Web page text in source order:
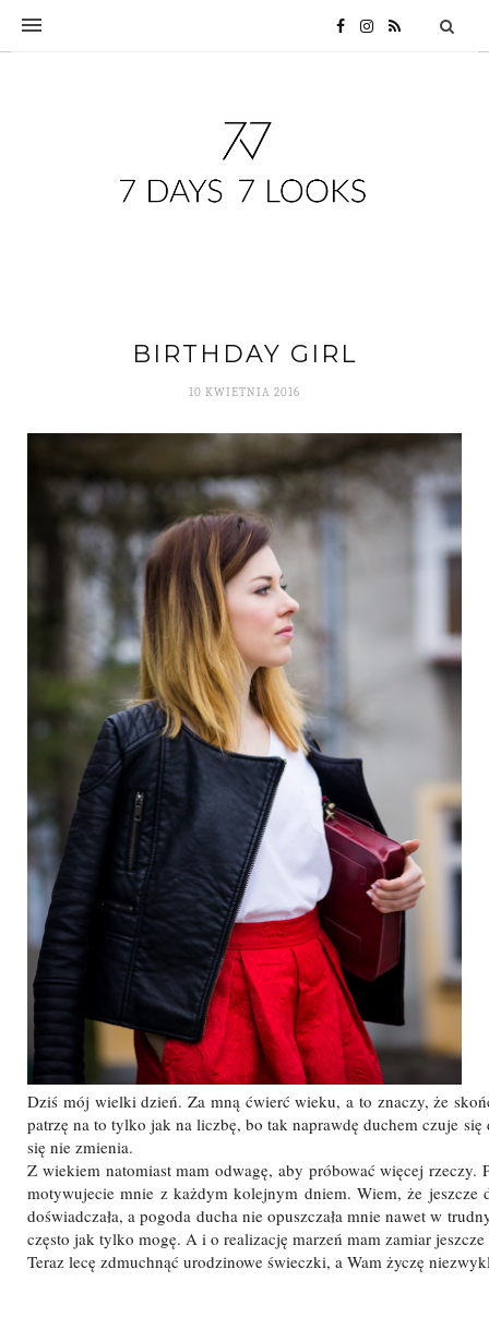
BIRTHDAY GIRL
10 KWIETNIA 2016
Dziś mój wielki dzień. Za mną ćwierć wieku, a to znaczy, że
patrzę na to tylko jak na liczbę, bo tak naprawdę duchem czuje
się nie zmienia.
Z wiekiem natomiast mam odwagę, aby próbować więcej
motywujecie mnie z każdym kolejnym dniem. Wiem, że jeszcze
doświadczała, a pogoda ducha nie opuszczała mnie nawet w
często jak tylko mogę. A i o realizację marzeń mam zamiar
Teraz lecę zdmuchnąć urodzinowe świeczki, a Wam życzę